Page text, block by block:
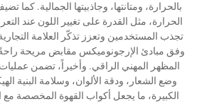
بالحرارة، ومتانتها، وجاذبيتها الجمالية.
الحرارة، مثل القدرة على تغيير اللون عند
تجذب المستخدمين وتعزز تذكّر العلامة
وفق مبادئ الإرجونوميكس مقابض مريحة
المظهر المهني الراقي. وأخيراً، تضمن
وضع الشعار، ودقة الألوان، وسلامة البنية
الكبيرة، ما يجعل أكواب القهوة المخصصة مع